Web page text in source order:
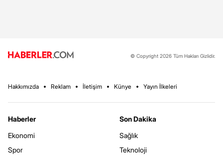
© Copyright 2026 Tüm Hakları Gizlidir.
Hakkımızda Reklam İletişim Künye Yayın İlkeleri
Haberler
Ekonomi
Spor
Son Dakika
Sağlık
Teknoloji